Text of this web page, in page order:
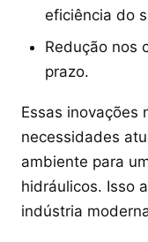
eficiência do
Redução nos
prazo.
Essas inovações
necessidades
ambiente para
hidráulicos. Isso
indústria